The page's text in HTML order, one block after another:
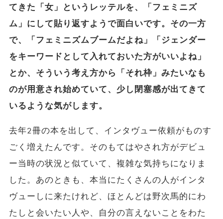
てきた「女」というレッテルを、「フェミニズ
ム」にして貼り返すようで面白いです。その一方
で、「フェミニズムブームだよね」「ジェンダー
をキーワードとして入れておいた方がいいよね」
とか、そういう考え方から「それ枠」みたいなも
のが用意され始めていて、少し閉塞感が出てきて
いるような気がします。
去年2冊の本を出して、インタヴュー依頼がものす
ごく増えたんです。そのもてはやされ方がデビュ
ー当時の状況と似ていて、複雑な気持ちになりま
した。あのときも、本当にたくさんの人がインタ
ヴューしに来たけれど、ほとんどは野次馬的にわ
たしと会いたい人や、自分の言えないことをわた